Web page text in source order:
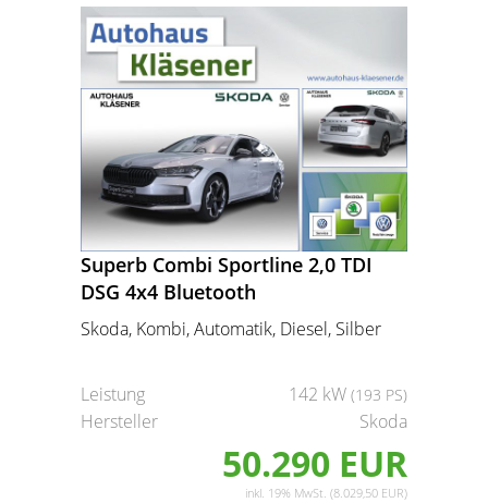
Superb Combi Sportline 2,0 TDI
DSG 4x4 Bluetooth
Skoda, Kombi, Automatik, Diesel, Silber
Leistung 142 kW (193 PS)
Hersteller Skoda
50.290 EUR
inkl. 19% MwSt. (8.029,50 EUR)